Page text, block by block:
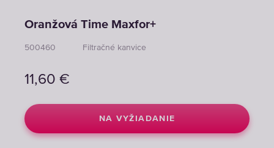
Oranžová Time Maxfor+
500460 Filtračné kanvice
11,60 €
NA VYŽIADANIE